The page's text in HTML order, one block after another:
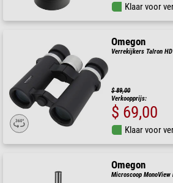
Klaar voor
Omegon
Verrekijkers Talron
$ 89,00
Verkoopprijs:
$ 69,00
Klaar voor
Omegon
Microscoop